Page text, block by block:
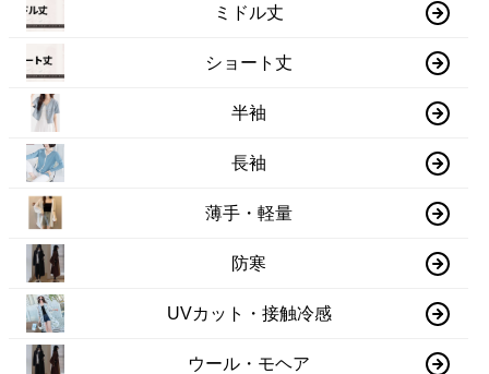
ミドル丈
ショート丈
半袖
長袖
薄手・軽量
防寒
UVカット・接触冷感
ウール・モヘア